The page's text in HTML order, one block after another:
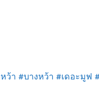
า #บางหว้า #เดอะมู